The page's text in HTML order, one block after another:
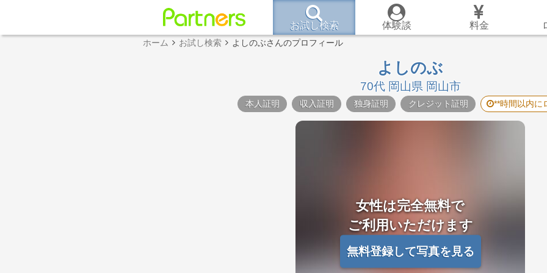
お試し検索 体験談 料金
ホーム お試し検索 よしのぶさんのプロフィール
よしのぶ
70代 岡山県 岡山市
本人証明 収入証明 独身証明 クレジット証明 **時間以内に
女性は完全無料で
ご利用いただけます
無料登録して写真を見る